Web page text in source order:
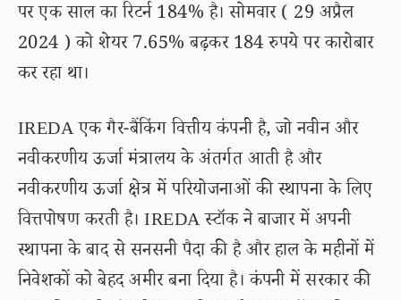
पर एक साल का रिटर्न 184% है। सोमवार ( 29 अप्रैल
2024 ) को शेयर 7.65% बढ़कर 184 रुपये पर कारोबार
कर रहा था।
IREDA एक गैर-बैंकिंग वित्तीय कंपनी है, जो नवीन और
नवीकरणीय ऊर्जा मंत्रालय के अंतर्गत आती है और
नवीकरणीय ऊर्जा क्षेत्र में परियोजनाओं की स्थापना के लिए
वित्तपोषण करती है। IREDA स्टॉक ने बाजार में अपनी
स्थापना के बाद से सनसनी पैदा की है और हाल के महीनों में
निवेशकों को बेहद अमीर बना दिया है। कंपनी में सरकार की